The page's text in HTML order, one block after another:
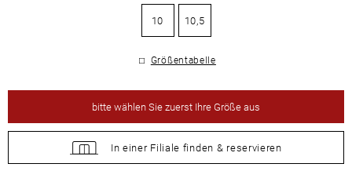
10 10,5
Größentabelle
bittewählen Sie zuerst Ihre Größe aus
In einer Filiale finden & reservieren